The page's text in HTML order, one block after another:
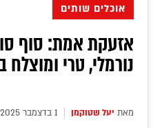
אוכלים שותים
אזעקת אמת: סוף
נורמלי, טרי ומוצלח
מאת יעל שטוקמן 1 בדצמבר 2025